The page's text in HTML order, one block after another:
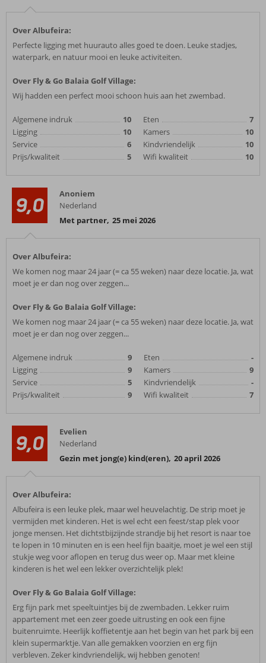
Over Albufeira:
Perfecte ligging met huurauto alles goed te doen. Leuke stadjes,
waterpark, en natuur mooi en leuke activiteiten.
Over Fly & Go Balaia Golf Village:
Wij hadden een perfect mooi schoon huis aan het zwembad.
Algemene indruk
10
Ligging
10
Service
6
Prijs/kwaliteit
5
Eten
7
Kamers
10
Kindvriendelijk
10
Wifi kwaliteit
10
9,0
Anoniem
Nederland
Met partner, 25 mei 2026
Over Albufeira:
We komen nog maar 24 jaar (= ca 55 weken) naar deze locatie. Ja, wat
moet je er dan nog over zeggen...
Over Fly & Go Balaia Golf Village:
We komen nog maar 24 jaar (= ca 55 weken) naar deze locatie. Ja, wat
moet je er dan nog over zeggen...
Algemene indruk
9
Ligging
9
Service
5
Prijs/kwaliteit
9
Eten
-
Kamers
9
Kindvriendelijk
-
Wifi kwaliteit
7
9,0
Evelien
Nederland
Gezin met jong(e) kind(eren), 20 april 2026
Over Albufeira:
Albufeira is een leuke plek, maar wel heuvelachtig. De strip moet je
vermijden met kinderen. Het is wel echt een feest/stap plek voor
jonge mensen. Het dichtstbijzijnde strandje bij het resort is naar toe
te lopen in 10 minuten en is een heel fijn baaitje, moet je wel een stijl
stukje weg voor aflopen en terug dus weer op. Maar met kleine
kinderen is het wel een lekker overzichtelijk plek!
Over Fly & Go Balaia Golf Village:
Erg fijn park met speeltuintjes bij de zwembaden. Lekker ruim
appartement met een zeer goede uitrusting en ook een fijne
buitenruimte. Heerlijk koffietentje aan het begin van het park bij een
klein supermarktje. Van alle gemakken voorzien en erg fijn
verbleven. Zeker kindvriendelijk, wij hebben genoten!